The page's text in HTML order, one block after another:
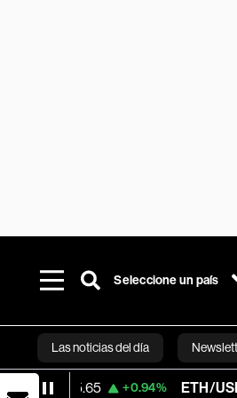
Seleccione un país
Las noticias del día
+0.94% ETH/USD 1,916.848